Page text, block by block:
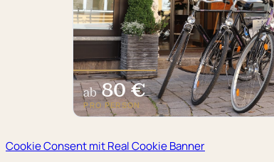
ab 80 €
PRO PERSON
Cookie Consent mit Real Cookie Banner